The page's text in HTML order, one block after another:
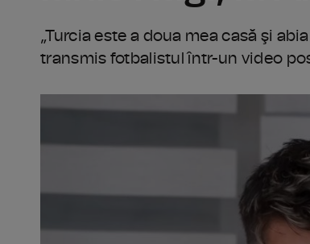
„Turcia este a doua mea casă şi
transmis fotbalistul într-un video